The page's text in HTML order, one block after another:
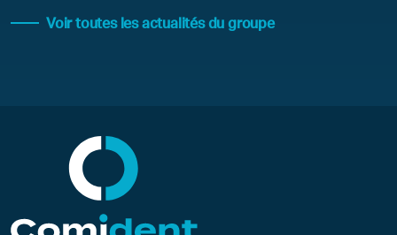
Voir toutes les actualités du groupe